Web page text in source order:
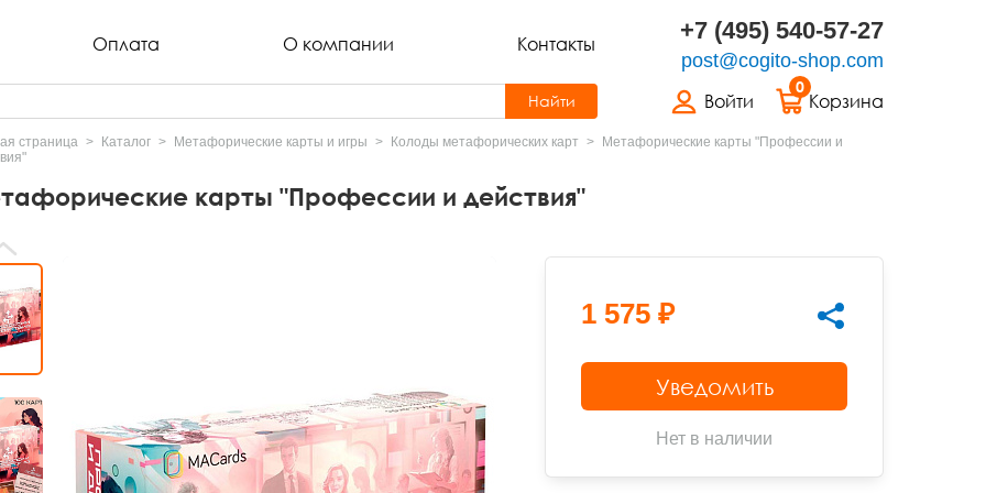
Оплата О компании Контакты +7 (495) 540-57-27
post@cogito-shop.com
Войти
0
Корзина
Найти
страница Каталог Метафорические карты и игры Колоды метафорических карт
Метафорические карты "Профессии и
карты "Профессии и действия"
1 575 ₽
Уведомить
Нет в наличии